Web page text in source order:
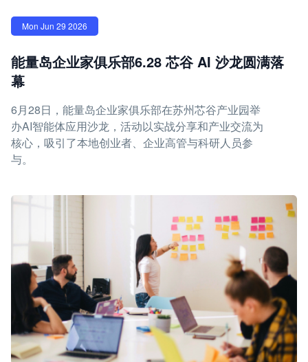
Mon Jun 29 2026
能量岛企业家俱乐部6.28 芯谷 AI 沙龙圆满落
幕
6月28日，能量岛企业家俱乐部在苏州芯谷产业园举
办AI智能体应用沙龙，活动以实战分享和产业交流为
核心，吸引了本地创业者、企业高管与科研人员参
与。